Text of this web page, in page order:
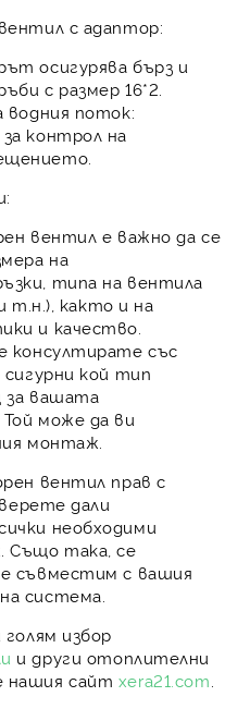
с адаптор:
осигурява бърз и
с размер 16*2.
водния поток:
контрол на
вентил е важно да се
на
типа на вентила
т.н.), както и на
и качество.
консултирате със
кой тип
за вашата
може да ви
монтаж.
вентил прав с
дали
необходими
Също така, се
съвместим с вашия
система.
избор
и други отоплителни
нашия сайт xera21.com